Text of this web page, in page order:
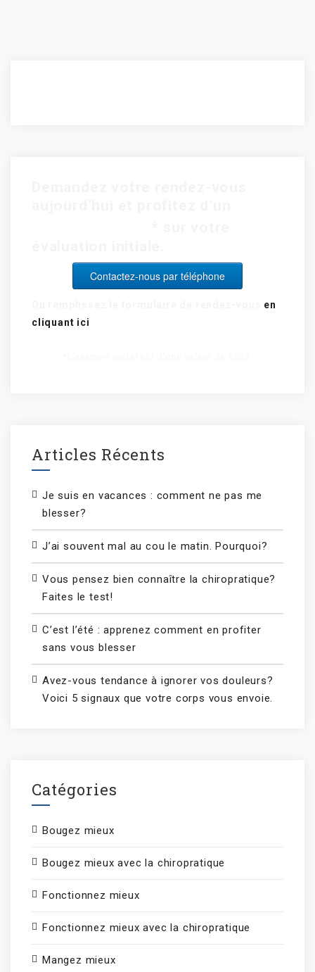
Contactez-nous par téléphone
en
cliquant ici
Articles Récents
Je suis en vacances : comment ne pas me
blesser?
J’ai souvent mal au cou le matin. Pourquoi?
Vous pensez bien connaître la chiropratique?
Faites le test!
C’est l’été : apprenez comment en profiter
sans vous blesser
Avez-vous tendance à ignorer vos douleurs?
Voici 5 signaux que votre corps vous envoie.
Catégories
Bougez mieux
Bougez mieux avec la chiropratique
Fonctionnez mieux
Fonctionnez mieux avec la chiropratique
Mangez mieux